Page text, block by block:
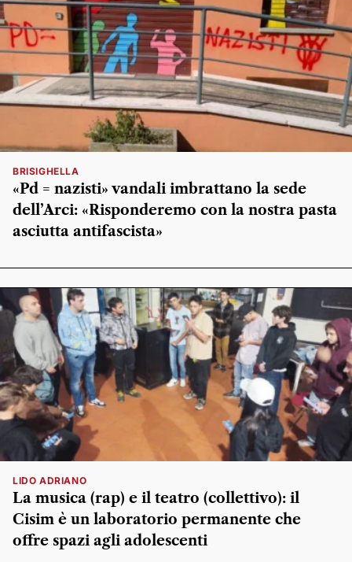
BRISIGHELLA
«Pd = nazisti» vandali imbrattano la sede
dell’Arci: «Risponderemo con la nostra pasta
asciutta antifascista»
LIDO ADRIANO
La musica (rap) e il teatro (collettivo): il
Cisim è un laboratorio permanente che
offre spazi agli adolescenti